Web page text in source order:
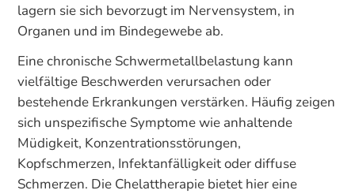
lagern sie sich bevorzugt im Nervensystem, in
Organen und im Bindegewebe ab.
Eine chronische Schwermetallbelastung kann
vielfältige Beschwerden verursachen oder
bestehende Erkrankungen verstärken. Häufig zeigen
sich unspezifische Symptome wie anhaltende
Müdigkeit, Konzentrationsstörungen,
Kopfschmerzen, Infektanfälligkeit oder diffuse
Schmerzen. Die Chelattherapie bietet hier eine